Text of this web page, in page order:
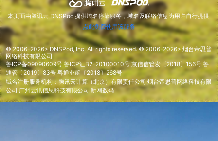
本页面由腾讯云 DNSPod 提供域名停靠服务，域名及联络信息为用户自行提供
点此免费使用该服务
© 2006-2026> DNSPod, Inc. All rights reserved. © 2006-2026> 烟台帝思普
网络科技有限公司
鲁ICP备09090609号 鲁ICP证B2-20100010号 京信信管发〔2018〕156号 鲁
通管〔2019〕83号 粤通业函〔2018〕268号
域名注册服务机构：腾讯云计算（北京）有限责任公司 烟台帝思普网络科技有限
公司 广州云讯信息科技有限公司 新网数码